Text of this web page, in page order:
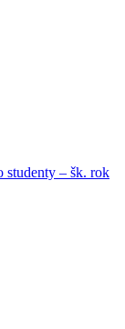
studenty – šk. rok